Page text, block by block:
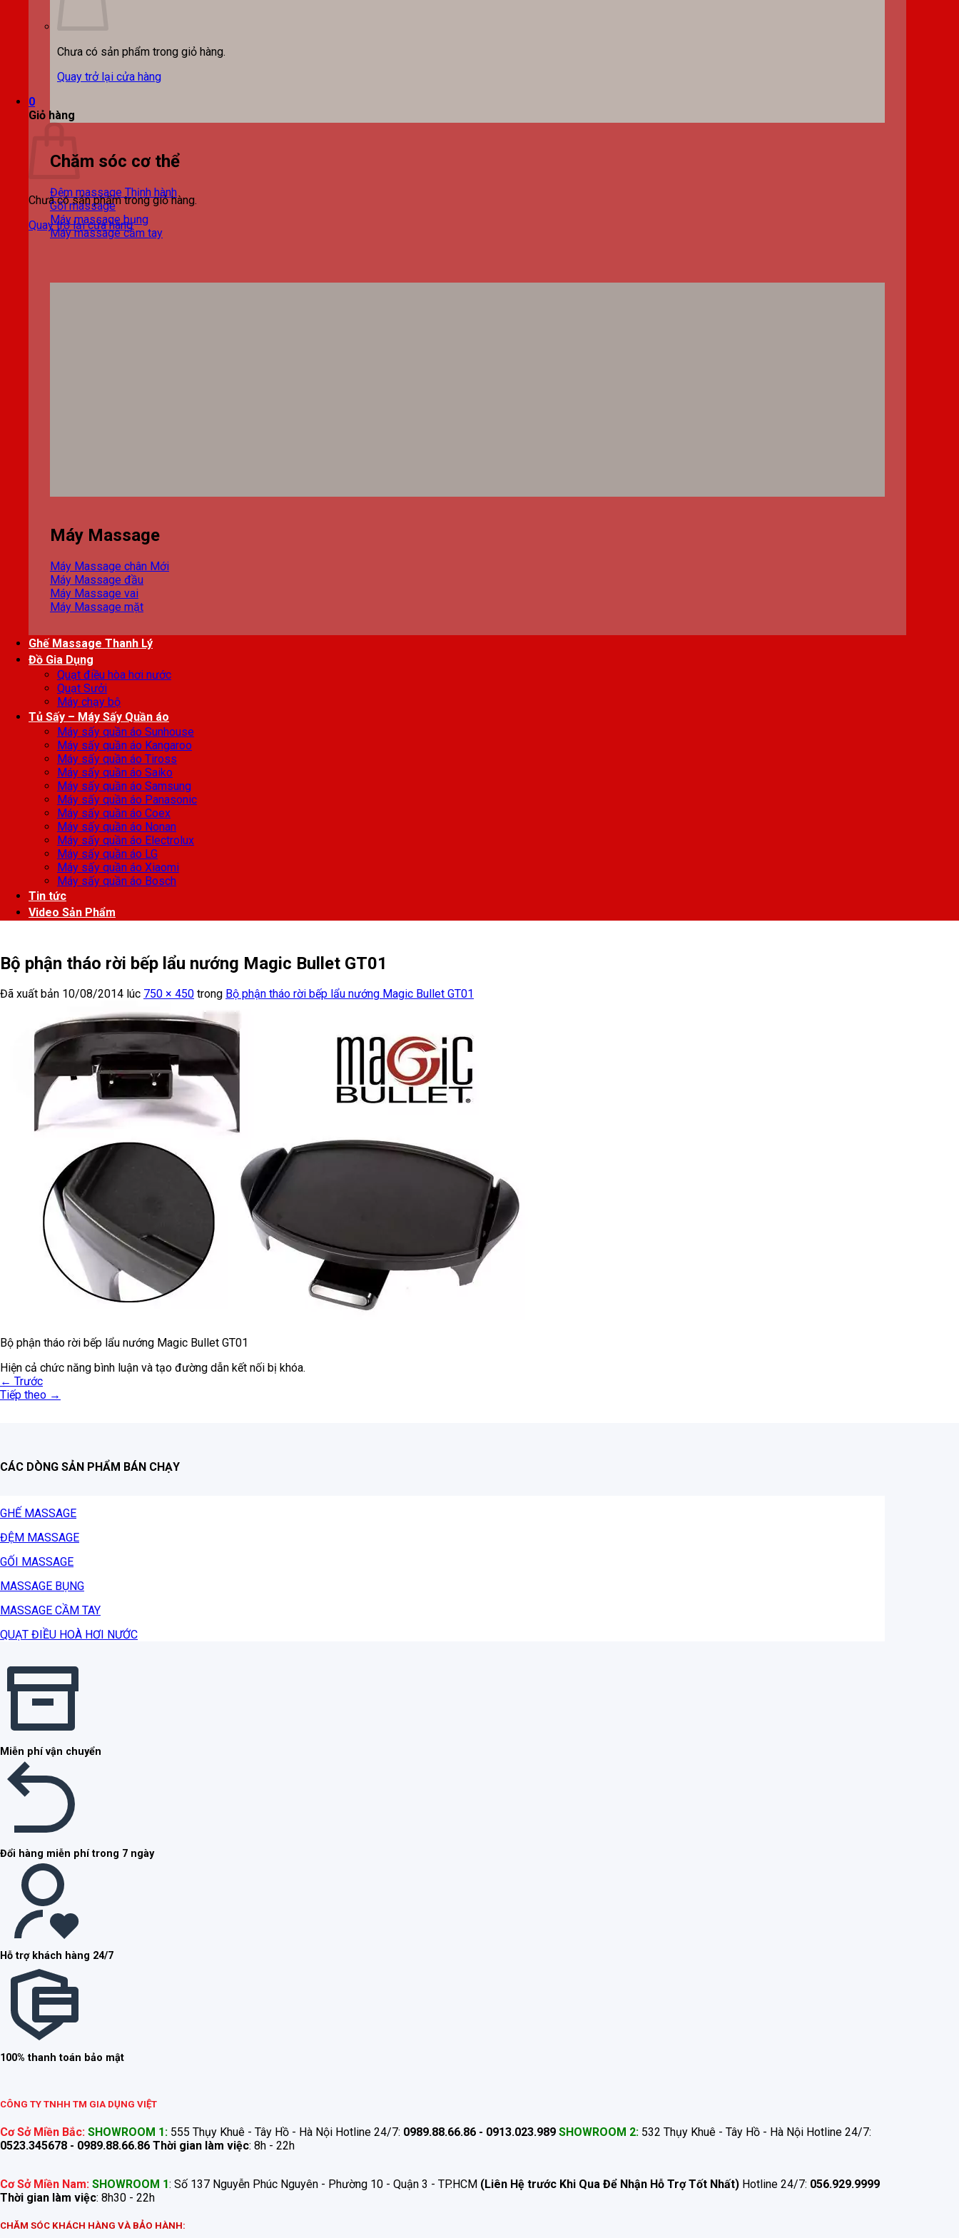
Chưa có sản phẩm trong giỏ hàng.
Quay trở lại cửa hàng
0
Giỏ hàng
Chưa có sản phẩm trong giỏ hàng.
Quay trở lại cửa hàng
Chăm sóc cơ thể
Đệm massage
Gối massage
Máy massage bụng
Máy massage cầm tay
Máy Massage
Máy Massage chân
Máy Massage đầu
Máy Massage vai
Máy Massage mặt
Ghế Massage Thanh Lý
Đồ Gia Dụng
Quạt điều hòa hơi nước
Quạt Sưởi
Máy chạy bộ
Tủ Sấy – Máy Sấy Quần áo
Máy sấy quần áo Sunhouse
Máy sấy quần áo Kangaroo
Máy sấy quần áo Tiross
Máy sấy quần áo Saiko
Máy sấy quần áo Samsung
Máy sấy quần áo Panasonic
Máy sấy quần áo Coex
Máy sấy quần áo Nonan
Máy sấy quần áo Electrolux
Máy sấy quần áo LG
Máy sấy quần áo Xiaomi
Máy sấy quần áo Bosch
Tin tức
Video Sản Phẩm
Bộ phận tháo rời bếp lẩu nướng Magic Bullet GT01
Đã xuất bản 10/08/2014 lúc 750 × 450 trong Bộ phận tháo rời bếp lẩu nướng Magic Bullet GT01
Bộ phận tháo rời bếp lẩu nướng Magic Bullet GT01
Hiện cả chức năng bình luận và tạo đường dẫn kết nối bị khóa.
← Trước
Tiếp theo →
CÁC DÒNG SẢN PHẨM BÁN CHẠY
GHẾ MASSAGE
ĐỆM MASSAGE
GỐI MASSAGE
MASSAGE BỤNG
MASSAGE CẦM TAY
QUẠT ĐIỀU HOÀ HƠI NƯỚC
Miễn phí vận chuyển
Đổi hàng miễn phí trong 7 ngày
Hỗ trợ khách hàng 24/7
100% thanh toán bảo mật
CÔNG TY TNHH TM GIA DỤNG VIỆT
Cơ Sở Miền Bắc: SHOWROOM 1: 555 Thụy Khuê - Tây Hồ - Hà Nội Hotline 24/7: 0989.88.66.86 - 0913.023.989 SHOWROOM 2: 532 Thụy Khuê - Tây Hồ - Hà Nội Hotline 24/7:
0523.345678 - 0989.88.66.86 Thời gian làm việc: 8h - 22h
Cơ Sở Miền Nam: SHOWROOM 1: Số 137 Nguyễn Phúc Nguyên - Phường 10 - Quận 3 - TP.HCM (Liên Hệ trước Khi Qua Để Nhận Hỗ Trợ Tốt Nhất) Hotline 24/7: 056.929.9999
Thời gian làm việc: 8h30 - 22h
CHĂM SÓC KHÁCH HÀNG VÀ BẢO HÀNH: